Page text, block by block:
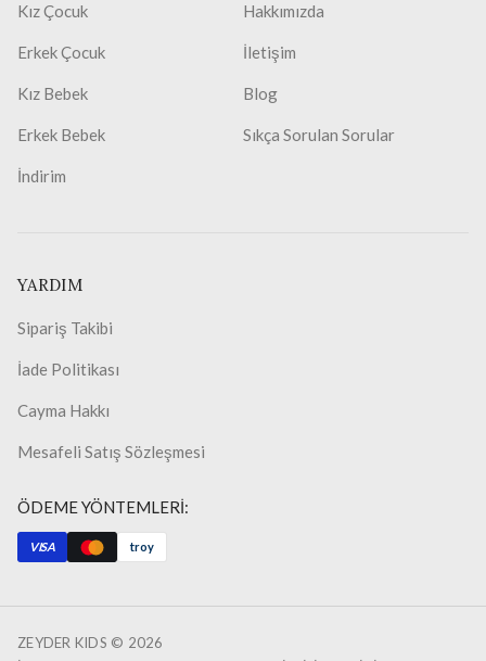
Kız Çocuk
Erkek Çocuk
Kız Bebek
Erkek Bebek
İndirim
Hakkımızda
İletişim
Blog
Sıkça Sorulan Sorular
YARDIM
Sipariş Takibi
İade Politikası
Cayma Hakkı
Mesafeli Satış Sözleşmesi
ÖDEME YÖNTEMLERİ:
VISA troy
ZEYDER KIDS © 2026